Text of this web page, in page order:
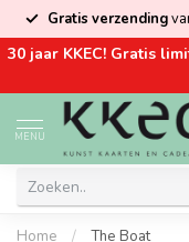
Gratis verzending
30 jaar KKEC! Gratis
MENU
Home / The Boat